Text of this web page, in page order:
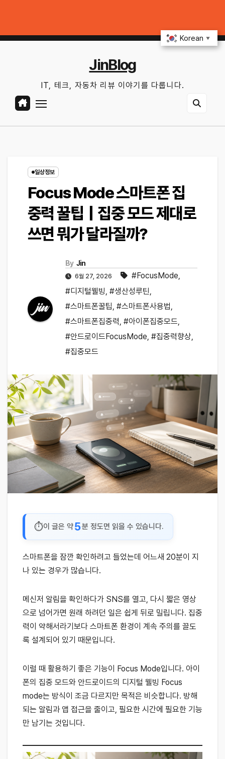
content
JinBlog
IT, 테크, 자동차 리뷰 이야기를 다룹니다.
일상정보
Focus Mode 스마트폰 집
중력 꿀팁｜집중 모드 제대로
쓰면 뭐가 달라질까?
By Jin
6월 27, 2026 #FocusMode,
#디지털웰빙, #생산성루틴,
#스마트폰꿀팁, #스마트폰사용법,
#스마트폰집중력, #아이폰집중모드,
#안드로이드FocusMode, #집중력향상,
#집중모드
이 글은 약5분 정도면 읽을 수 있습니다.
스마트폰을 잠깐 확인하려고 들었는데 어느새 20분이 지
나 있는 경우가 많습니다.
메신저 알림을 확인하다가 SNS를 열고, 다시 짧은 영상
으로 넘어가면 원래 하려던 일은 쉽게 뒤로 밀립니다. 집중
력이 약해서라기보다 스마트폰 환경이 계속 주의를 끌도
록 설계되어 있기 때문입니다.
이럴 때 활용하기 좋은 기능이 Focus Mode입니다. 아이
폰의 집중 모드와 안드로이드의 디지털 웰빙 Focus
mode는 방식이 조금 다르지만 목적은 비슷합니다. 방해
되는 알림과 앱 접근을 줄이고, 필요한 시간에 필요한 기능
만 남기는 것입니다.
Korean ▼